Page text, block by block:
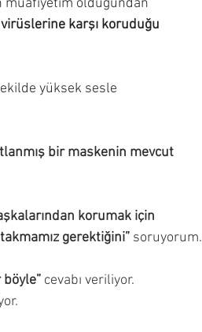
muafiyetim olduğundan
karşı koruduğu
yüksek sesle
bir maskenin mevcut
korumak için
gerektiğini” soruyorum.
cevabı veriliyor.